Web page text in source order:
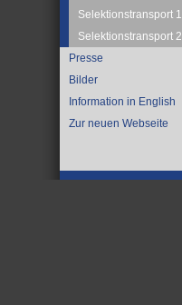
Selektionstransport 1
Selektionstransport 2
Presse
Bilder
Information in English
Zur neuen Webseite